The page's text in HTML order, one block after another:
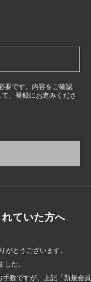
要です。内容をご確認
、登録にお進みくださ
ていた方へ
とうございます。
た。
数ですが、上記「新規会員